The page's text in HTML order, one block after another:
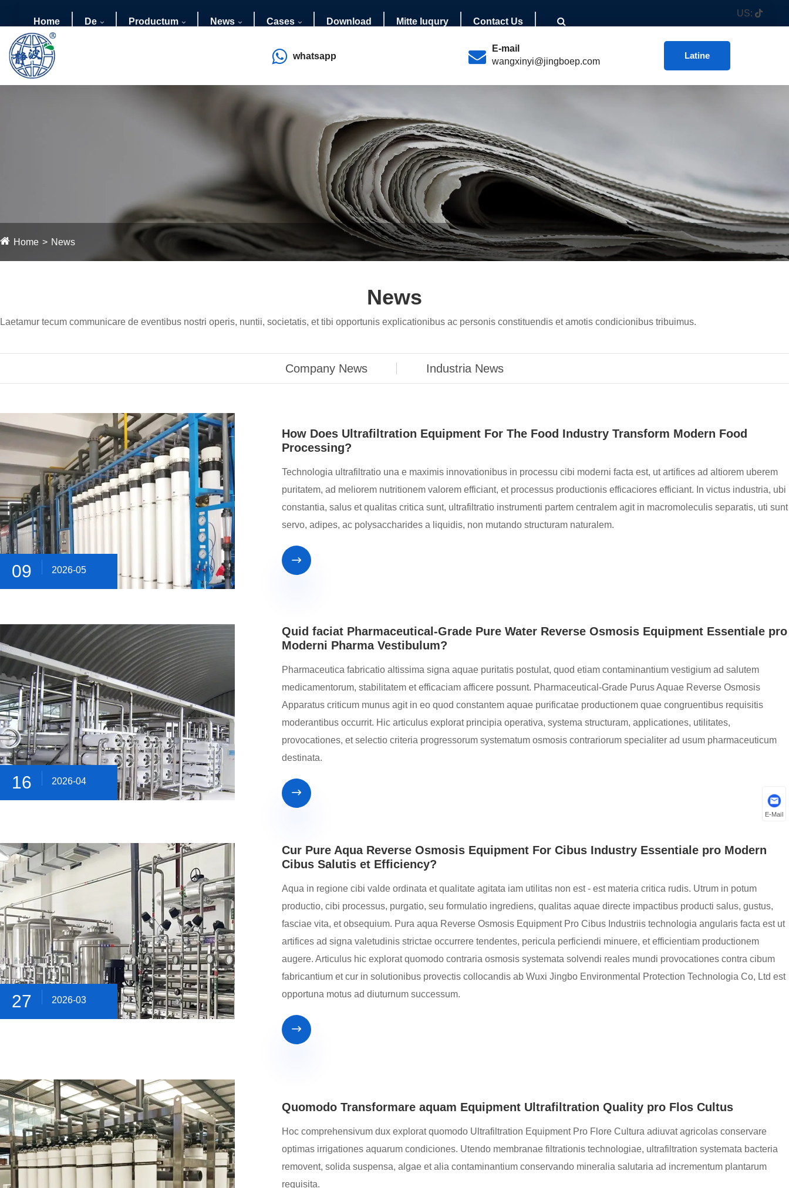
US:
whatsapp
E-mail
wangxinyi@jingboep.com
Latine
Home De Productum News Cases Download Mitte Iuqury Contact Us
Home News
News
Laetamur tecum communicare de eventibus nostri operis, nuntii, societatis, et tibi opportunis explicationibus ac personis constituendis et amotis condicionibus tribuimus.
Company News Industria News
09 2026-05
How Does Ultrafiltration Equipment For The Food Industry Transform Modern Food
Processing?
Technologia ultrafiltratio una e maximis innovationibus in processu cibi moderni facta est, ut artifices ad altiorem uberem
puritatem, ad meliorem nutritionem valorem efficiant, et processus productionis efficaciores efficiant. In victus industria, ubi
constantia, salus et qualitas critica sunt, ultrafiltratio instrumenti partem centralem agit in macromoleculis separatis, uti sunt
servo, adipes, ac polysaccharides a liquidis, non mutando structuram naturalem.

16 2026-04
Quid faciat Pharmaceutical-Grade Pure Water Reverse Osmosis Equipment Essentiale pro
Moderni Pharma Vestibulum?
Pharmaceutica fabricatio altissima signa aquae puritatis postulat, quod etiam contaminantium vestigium ad salutem
medicamentorum, stabilitatem et efficaciam afficere possunt. Pharmaceutical-Grade Purus Aquae Reverse Osmosis
Apparatus criticum munus agit in eo quod constantem aquae purificatae productionem quae congruentibus requisitis
moderantibus occurrit. Hic articulus explorat principia operativa, systema structuram, applicationes, utilitates,
provocationes, et selectio criteria progressorum systematum osmosis contrariorum specialiter ad usum pharmaceuticum
destinata.

27 2026-03
Cur Pure Aqua Reverse Osmosis Equipment For Cibus Industry Essentiale pro Modern
Cibus Salutis et Efficiency?
Aqua in regione cibi valde ordinata et qualitate agitata iam utilitas non est - est materia critica rudis. Utrum in potum
productio, cibi processus, purgatio, seu formulatio ingrediens, qualitas aquae directe impactibus producti salus, gustus,
fasciae vita, et obsequium. Pura aqua Reverse Osmosis Equipment Pro Cibus Industriis technologia angularis facta est ut
artifices ad signa valetudinis strictae occurrere tendentes, pericula perficiendi minuere, et efficientiam productionem
augere. Articulus hic explorat quomodo contraria osmosis systemata solvendi reales mundi provocationes contra cibum
fabricantium et cur in solutionibus provectis collocandis ab Wuxi Jingbo Environmental Protection Technologia Co, Ltd est
opportuna motus ad diuturnum successum.

Quomodo Transformare aquam Equipment Ultrafiltration Quality pro Flos Cultus
Hoc comprehensivum dux explorat quomodo Ultrafiltration Equipment Pro Flore Cultura adiuvat agricolas conservare
optimas irrigationes aquarum condiciones. Utendo membranae filtrationis technologiae, ultrafiltration systemata bacteria
removent, solida suspensa, algae et alia contaminantium conservando mineralia salutaria ad incrementum plantarum
requisita.
E-Mail